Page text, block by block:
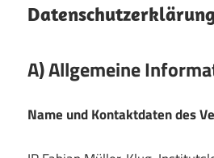
A) Allgemeine
Name und Kontaktdaten des